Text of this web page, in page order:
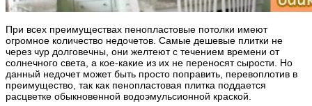
При всех преимуществах пенопластовые потолки имеют
огромное количество недочетов. Самые дешевые плитки не
через чур долговечны, они желтеют с течением времени от
солнечного света, а кое-какие из их не переносят сырости. Но
данный недочет может быть просто поправить, перевоплотив в
преимущество, так как пенопластовая плитка поддается
расцветке обыкновенной водоэмульсионной краской.